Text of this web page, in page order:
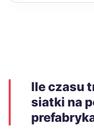
Ile czasu
siatki na